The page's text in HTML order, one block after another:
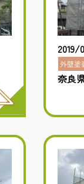
2019/
外壁塗
奈良